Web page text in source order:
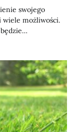
swojego
wiele możliwości.